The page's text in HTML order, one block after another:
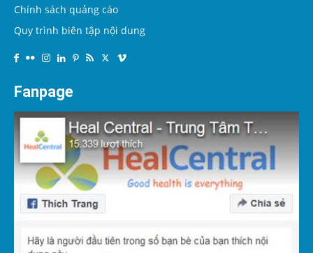
Chính sách quảng cáo
Quy trình biên tập nội dung
Fanpage